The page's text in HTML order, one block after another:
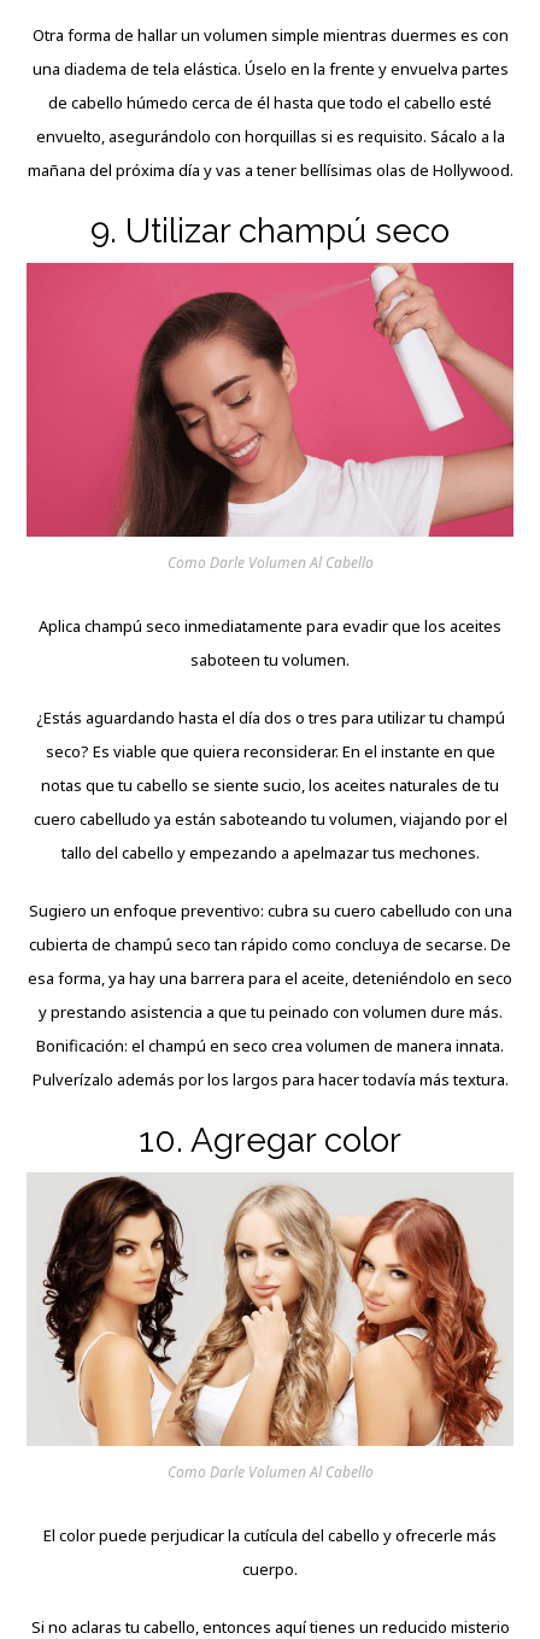
Otra forma de hallar un volumen simple mientras duermes es con
una diadema de tela elástica. Úselo en la frente y envuelva partes
de cabello húmedo cerca de él hasta que todo el cabello esté
envuelto, asegurándolo con horquillas si es requisito. Sácalo a la
mañana del próxima día y vas a tener bellísimas olas de Hollywood.
9. Utilizar champú seco
Como Darle Volumen Al Cabello
Aplica champú seco inmediatamente para evadir que los aceites
saboteen tu volumen.
¿Estás aguardando hasta el día dos o tres para utilizar tu champú
seco? Es viable que quiera reconsiderar. En el instante en que
notas que tu cabello se siente sucio, los aceites naturales de tu
cuero cabelludo ya están saboteando tu volumen, viajando por el
tallo del cabello y empezando a apelmazar tus mechones.
Sugiero un enfoque preventivo: cubra su cuero cabelludo con una
cubierta de champú seco tan rápido como concluya de secarse. De
esa forma, ya hay una barrera para el aceite, deteniéndolo en seco
y prestando asistencia a que tu peinado con volumen dure más.
Bonificación: el champú en seco crea volumen de manera innata.
Pulverízalo además por los largos para hacer todavía más textura.
10. Agregar color
Como Darle Volumen Al Cabello
El color puede perjudicar la cutícula del cabello y ofrecerle más
cuerpo.
Si no aclaras tu cabello, entonces aquí tienes un reducido misterio